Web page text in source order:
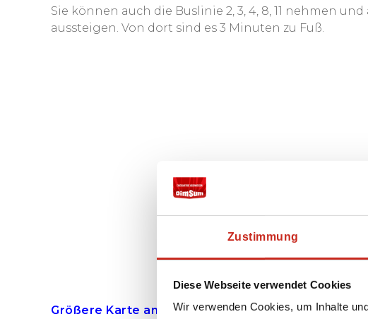
Zustimmung
Diese Webseite verwendet Cookies
Wir verwenden Cookies, um Inhalte
Sie können auch die Buslinie 2, 3, 4, 8, 11 nehmen
aussteigen. Von dort sind es 3 Minuten zu Fuß.
Größere Karte anzeigen